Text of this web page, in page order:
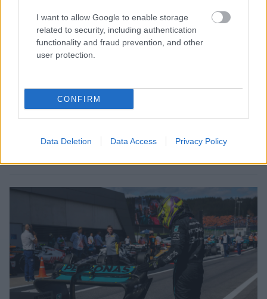
I want to allow Google to enable storage
related to security, including authentication
functionality and fraud prevention, and other
user protection.
CONFIRM
Data Deletion Data Access Privacy Policy
A Ferrarinak sikerült
hatástalanítania a Red Bull egyik
fegyverét
korábban meglévő lemaradásukat a Red Bull-lal szemben.
Miként a pályán, úgy azon kívül is folyamatosan folyik a harc
lehető leghatékonyabban fejleszteni az idei autóját. A